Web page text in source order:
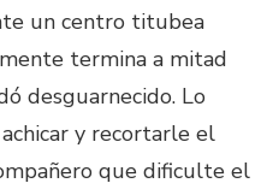
un centro titubea
termina a mitad
desguarnecido. Lo
y recortarle el
que dificulte el